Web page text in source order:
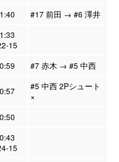
1:40
#17 前田 → #6 澤井
1:33
15
0:59
#7 赤木 → #5 中西
0:57
#5 中西 2Pシュート
×
0:50
0:43
15